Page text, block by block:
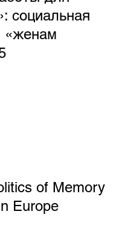
социальная
«женам
of Memory
Europe